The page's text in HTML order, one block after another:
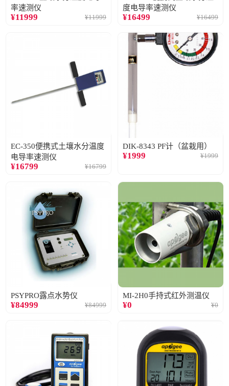
率速测仪
¥11999 ¥11999
度电导率速测仪
¥16499 ¥16499
EC-350便携式土壤水分温度
电导率速测仪
¥16799 ¥16799
DIK-8343 PF计（盆栽用）
¥1999 ¥1999
PSYPRO露点水势仪
¥84999 ¥84999
MI-2H0手持式红外测温仪
¥0 ¥0